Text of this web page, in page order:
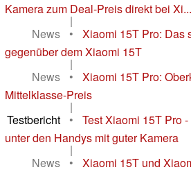
Kamera zum Deal-Preis direkt bei Xi...
|
News
•
Xiaomi 15T Pro: Das
gegenüber dem Xiaomi 15T
|
News
•
Xiaomi 15T Pro:
Mittelklasse-Preis
|
Testbericht
•
Test Xiaomi 15T Pro
unter den Handys mit guter Kamera
|
News
•
Xiaomi 15T und